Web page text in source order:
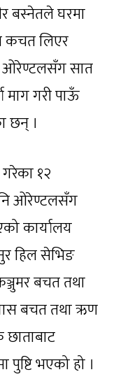
बस्नेतले घरमा
कचत लिएर
ओरेण्टलसँग सात
गरी पाऊँ
छन् ।
१२
ओरेण्टलसँग
कार्यालय
हिल सेभिङ
बचत तथा
बचत तथा ऋण
भएको हो ।